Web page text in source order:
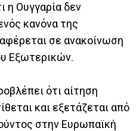
η Ουγγαρία δεν
κανόνα της
σε ανακοίνωση
Εξωτερικών.
ότι αίτηση
και εξετάζεται από
στην Ευρωπαϊκή